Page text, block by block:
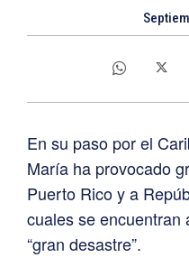
En su paso por el
María ha provocado
Puerto Rico y a
cuales se encuentran
“gran desastre”.